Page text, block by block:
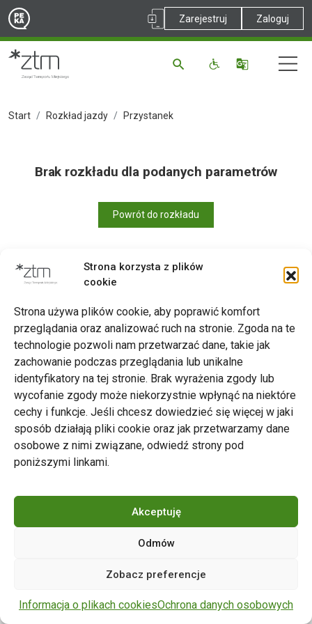
Strona korzysta z plików
cookie
Strona używa plików cookie, aby poprawić komfort
przeglądania oraz analizować ruch na stronie. Zgoda na te
technologie pozwoli nam przetwarzać dane, takie jak
zachowanie podczas przeglądania lub unikalne
identyfikatory na tej stronie. Brak wyrażenia zgody lub
wycofanie zgody może niekorzystnie wpłynąć na niektóre
cechy i funkcje. Jeśli chcesz dowiedzieć się więcej w jaki
sposób działają pliki cookie oraz jak przetwarzamy dane
osobowe z nimi związane, odwiedź strony pod
poniższymi linkami.
Akceptuję
Odmów
Zobacz preferencje
Informacja o plikach cookiesOchrona danych osobowych
Zarejestruj Zaloguj
Start Rozkład jazdy Przystanek
Brak rozkładu dla podanych parametrów
Powrót do rozkładu
Zarząd Transportu Miejskiego w Poznaniu
Napisz do nas
tel. 61 646 33 44
ul. Matejki 59, 60-770 Poznań
zastrzeżone.